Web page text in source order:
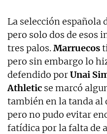
La selección española
pero solo dos de esos
tres palos.Marruecos
pero sin embargo lo
defendido porUnai
Athletic se marcó
también en la tanda
pero no pudo evitar
fatídica por la falta de